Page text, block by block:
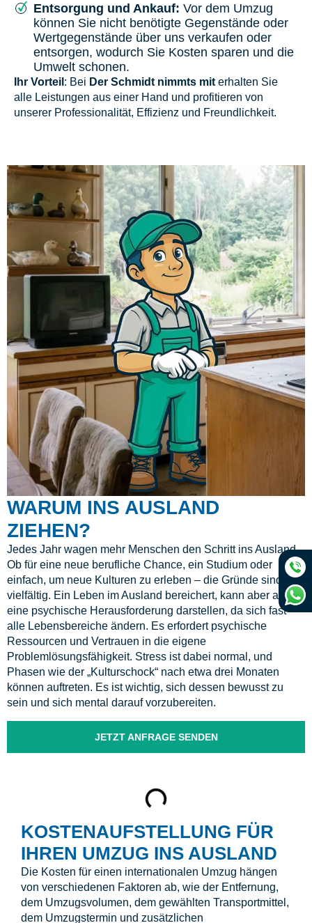
Entsorgung und Ankauf: Vor dem Umzug
können Sie nicht benötigte Gegenstände oder
Wertgegenstände über uns verkaufen oder
entsorgen, wodurch Sie Kosten sparen und die
Umwelt schonen.
Ihr Vorteil : Bei Der Schmidt nimmts mit erhalten Sie
alle Leistungen aus einer Hand und profitieren von
unserer Professionalität, Effizienz und Freundlichkeit.
WARUM INS AUSLAND
ZIEHEN?
Jedes Jahr wagen mehr Menschen den Schritt ins Ausland.
Ob für eine neue berufliche Chance, ein Studium oder
einfach, um neue Kulturen zu erleben – die Gründe sind
vielfältig. Ein Leben im Ausland bereichert, kann aber auch
eine psychische Herausforderung darstellen, da sich fast
alle Lebensbereiche ändern. Es erfordert psychische
Ressourcen und Vertrauen in die eigene
Problemlösungsfähigkeit. Stress ist dabei normal, und
Phasen wie der „Kulturschock“ nach etwa drei Monaten
können auftreten. Es ist wichtig, sich dessen bewusst zu
sein und sich mental darauf vorzubereiten.
JETZT ANFRAGE SENDEN
KOSTENAUFSTELLUNG FÜR
IHREN UMZUG INS AUSLAND
Die Kosten für einen internationalen Umzug hängen
von verschiedenen Faktoren ab, wie der Entfernung,
dem Umzugsvolumen, dem gewählten Transportmittel,
dem Umzugstermin und zusätzlichen